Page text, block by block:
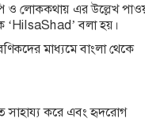
ও লোককথায় এর উল্লেখ
‘HilsaShad’ বলা হয়।
মাধ্যমে বাংলা থেকে
সাহায্য করে এবং হৃদরোগ